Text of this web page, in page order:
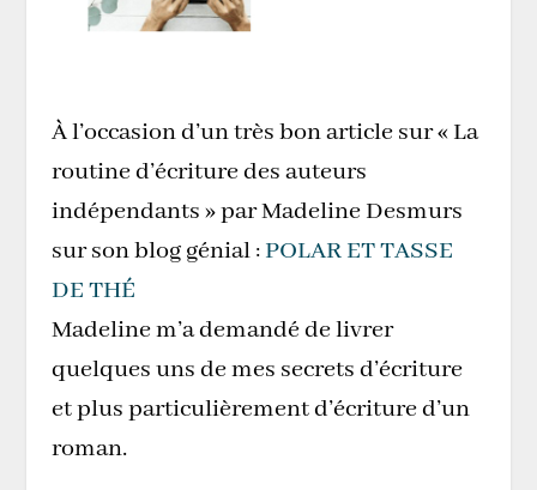
À l’occasion d’un très bon article sur « La
routine d’écriture des auteurs
indépendants » par Madeline Desmurs
sur son blog génial : POLAR ET TASSE
DE THÉ
Madeline m’a demandé de livrer
quelques uns de mes secrets d’écriture
et plus particulièrement d’écriture d’un
roman.